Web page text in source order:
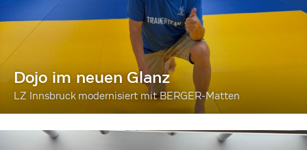
Dojo im neuen Glanz
LZ Innsbruck modernisiert mit BERGER-Matten